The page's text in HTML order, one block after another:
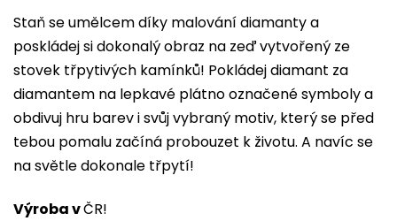
Staň se umělcem díky malování diamanty a
poskládej si dokonalý obraz na zeď vytvořený ze
stovek třpytivých kamínků! Pokládej diamant za
diamantem na lepkavé plátno označené symboly a
obdivuj hru barev i svůj vybraný motiv, který se před
tebou pomalu začíná probouzet k životu. A navíc se
na světle dokonale třpytí!
Výroba vČR!
je
0,0
z
5
hvězdiček.